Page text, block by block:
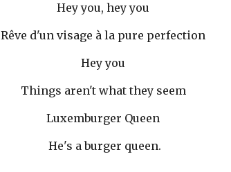
Hey you, hey you
Rêve d'un visage à la pure perfection
Hey you
Things aren't what they seem
Luxemburger Queen
He's a burger queen.